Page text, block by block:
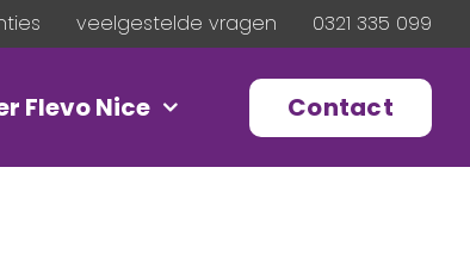
veelgestelde vragen 0321 335 099
Flevo Nice Contact